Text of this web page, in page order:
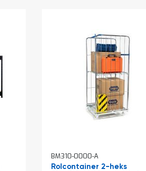
BM310-0000-A
Rolcontainer 2-heks